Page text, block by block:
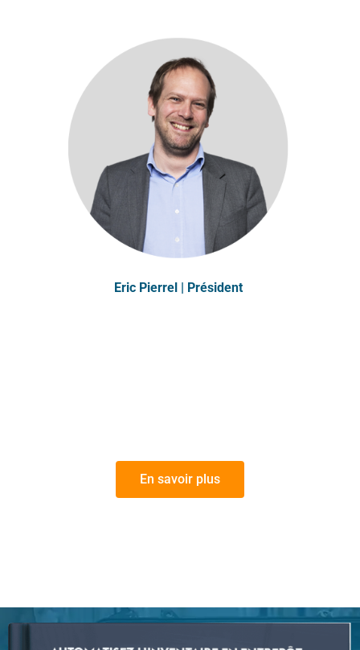
Eric Pierrel | Président
En savoir plus